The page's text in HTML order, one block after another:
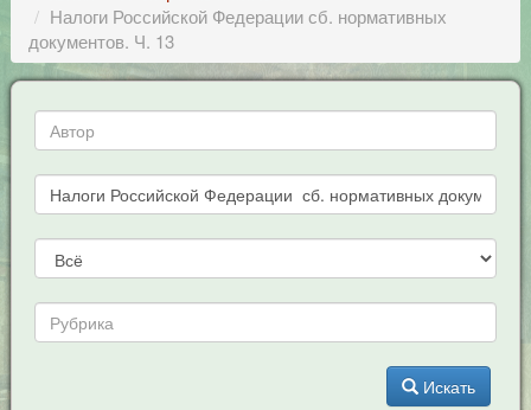
Налоги Российской Федерации сб. нормативных
документов. Ч. 13
Искать